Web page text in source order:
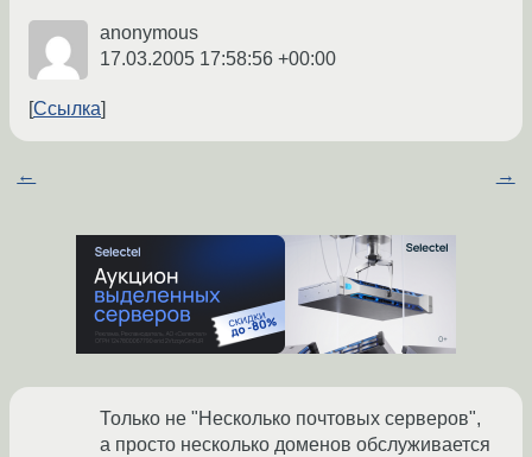
anonymous
17.03.2005 17:58:56 +00:00
Ссылка
← →
Только не "Несколько почтовых серверов",
а просто несколько доменов обслуживается